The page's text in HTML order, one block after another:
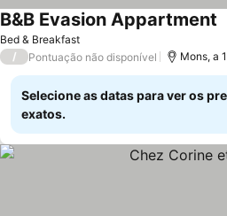
Bed & Breakfast
B&B Evasion Appartment
/ Pontuação não disponível Mons, a
Selecione as datas para ver os
exatos.